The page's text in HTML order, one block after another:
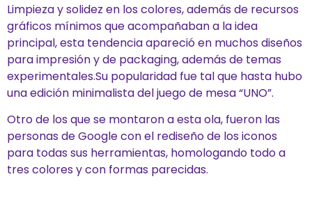
Limpieza y solidez en los colores, además de recursos
gráficos mínimos que acompañaban a la idea
principal, esta tendencia apareció en muchos diseños
para impresión y de packaging, además de temas
experimentales.Su popularidad fue tal que hasta hubo
una edición minimalista del juego de mesa “UNO”.
Otro de los que se montaron a esta ola, fueron las
personas de Google con el rediseño de los iconos
para todas sus herramientas, homologando todo a
tres colores y con formas parecidas.